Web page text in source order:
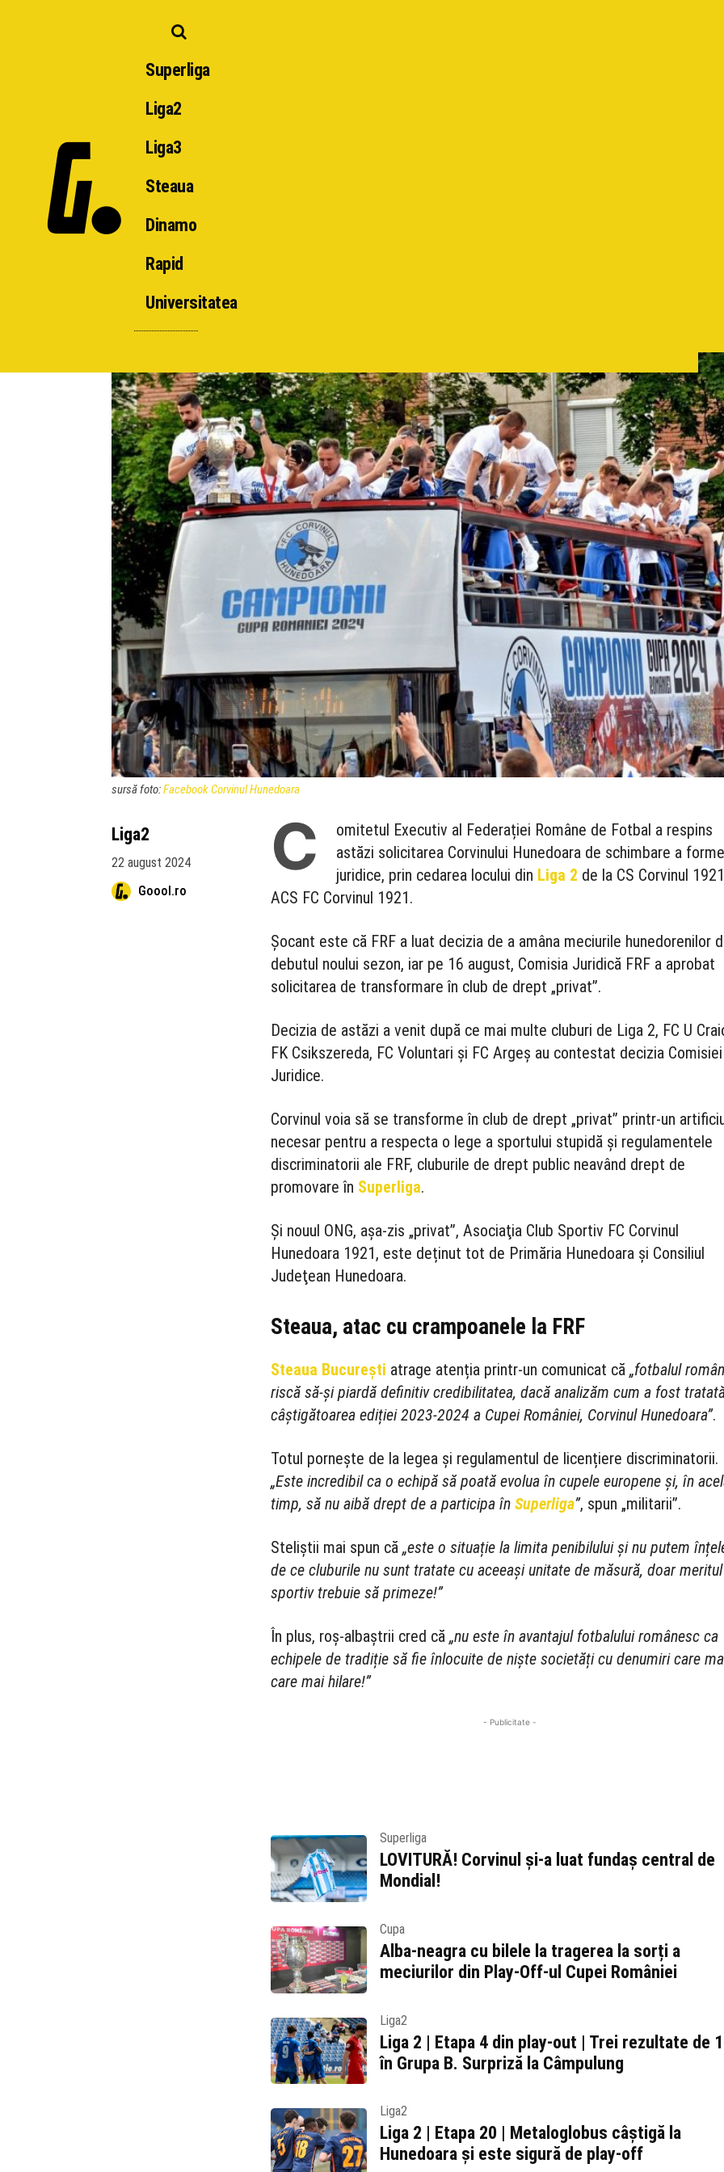
Superliga
Liga2
Liga3
Steaua
Dinamo
Rapid
Universitatea
sursă foto:Facebook Corvinul Hunedoara
Liga2
22 august 2024
Goool.ro
C
omitetul Executiv al Federației Române de Fotbal a respins
astăzi solicitarea Corvinului Hunedoara de schimbare a
juridice, prin cedarea locului din Liga 2 de la CS Corvinul
ACS FC Corvinul 1921.
Șocant este că FRF a luat decizia de a amâna meciurile hunedorenilor
debutul noului sezon, iar pe 16 august, Comisia Juridică FRF a aprobat
solicitarea de transformare în club de drept „privat”.
Decizia de astăzi a venit după ce mai multe cluburi de Liga 2, FC U
FK Csikszereda, FC Voluntari şi FC Argeș au contestat decizia Comisiei
Juridice.
Corvinul voia să se transforme în club de drept „privat” printr-un
necesar pentru a respecta o lege a sportului stupidă și regulamentele
discriminatorii ale FRF, cluburile de drept public neavând drept de
promovare în Superliga.
Și nouul ONG, așa-zis „privat”, Asociaţia Club Sportiv FC Corvinul
Hunedoara 1921, este deținut tot de Primăria Hunedoara și Consiliul
Judeţean Hunedoara.
Steaua, atac cu crampoanele la FRF
Steaua București atrage atenția printr-un comunicat că„fotbalul
riscă să-și piardă definitiv credibilitatea, dacă analizăm cum a fost
câștigătoarea ediției 2023-2024 a Cupei României, Corvinul Hunedoara”.
Totul pornește de la legea și regulamentul de licențiere discriminatorii.
„Este incredibil ca o echipă să poată evolua în cupele europene și, în
timp, să nu aibă drept de a participa înSuperliga”, spun „militarii”.
Steliștii mai spun că„este o situație la limita penibilului și nu putem
de ce cluburile nu sunt tratate cu aceeași unitate de măsură, doar meritul
sportiv trebuie să primeze!”
În plus, roș-albaștrii cred că„nu este în avantajul fotbalului românesc ca
echipele de tradiție să fie înlocuite de niște societăți cu denumiri care
care mai hilare!”
- Publicitate -
Superliga
LOVITURĂ! Corvinul și-a luat fundaș central de
Mondial!
Cupa
Alba-neagra cu bilele la tragerea la sorți a
meciurilor din Play-Off-ul Cupei României
Liga2
Liga 2 | Etapa 4 din play-out | Trei rezultate de
în Grupa B. Surpriză la Câmpulung
Liga2
Liga 2 | Etapa 20 | Metaloglobus câștigă la
Hunedoara și este sigură de play-off